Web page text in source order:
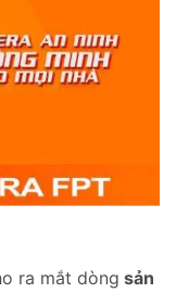
ra mắt dòng sản